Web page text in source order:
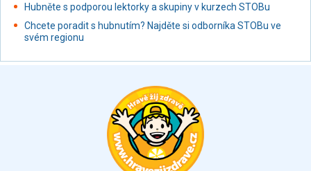
Nápoje alkoholické
Restaurace, jídelny, hotová jídla
Fastfood
Studená kuchyně, lahůdkářské výrobky
Hubněte s podporou lektorky a skupiny v kurzech STOBu
Chcete poradit s hubnutím? Najděte si odborníka STOBu ve
svém regionu